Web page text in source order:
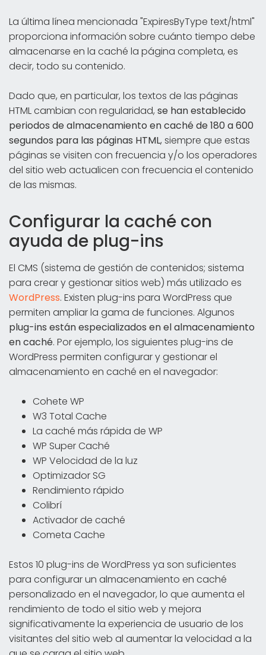
La última línea mencionada "ExpiresByType text/html"
proporciona información sobre cuánto tiempo debe
almacenarse en la caché la página completa, es
decir, todo su contenido.
Dado que, en particular, los textos de las páginas
HTML cambian con regularidad, se han establecido
periodos de almacenamiento en caché de 180 a 600
segundos para las páginas HTML, siempre que estas
páginas se visiten con frecuencia y/o los operadores
del sitio web actualicen con frecuencia el contenido
de las mismas.
Configurar la caché con
ayuda de plug-ins
El CMS (sistema de gestión de contenidos; sistema
para crear y gestionar sitios web) más utilizado es
WordPress. Existen plug-ins para WordPress que
permiten ampliar la gama de funciones. Algunos
plug-ins están especializados en el almacenamiento
en caché. Por ejemplo, los siguientes plug-ins de
WordPress permiten configurar y gestionar el
almacenamiento en caché en el navegador:
Cohete WP
W3 Total Cache
La caché más rápida de WP
WP Super Caché
WP Velocidad de la luz
Optimizador SG
Rendimiento rápido
Colibrí
Activador de caché
Cometa Cache
Estos 10 plug-ins de WordPress ya son suficientes
para configurar un almacenamiento en caché
personalizado en el navegador, lo que aumenta el
rendimiento de todo el sitio web y mejora
significativamente la experiencia de usuario de los
visitantes del sitio web al aumentar la velocidad a la